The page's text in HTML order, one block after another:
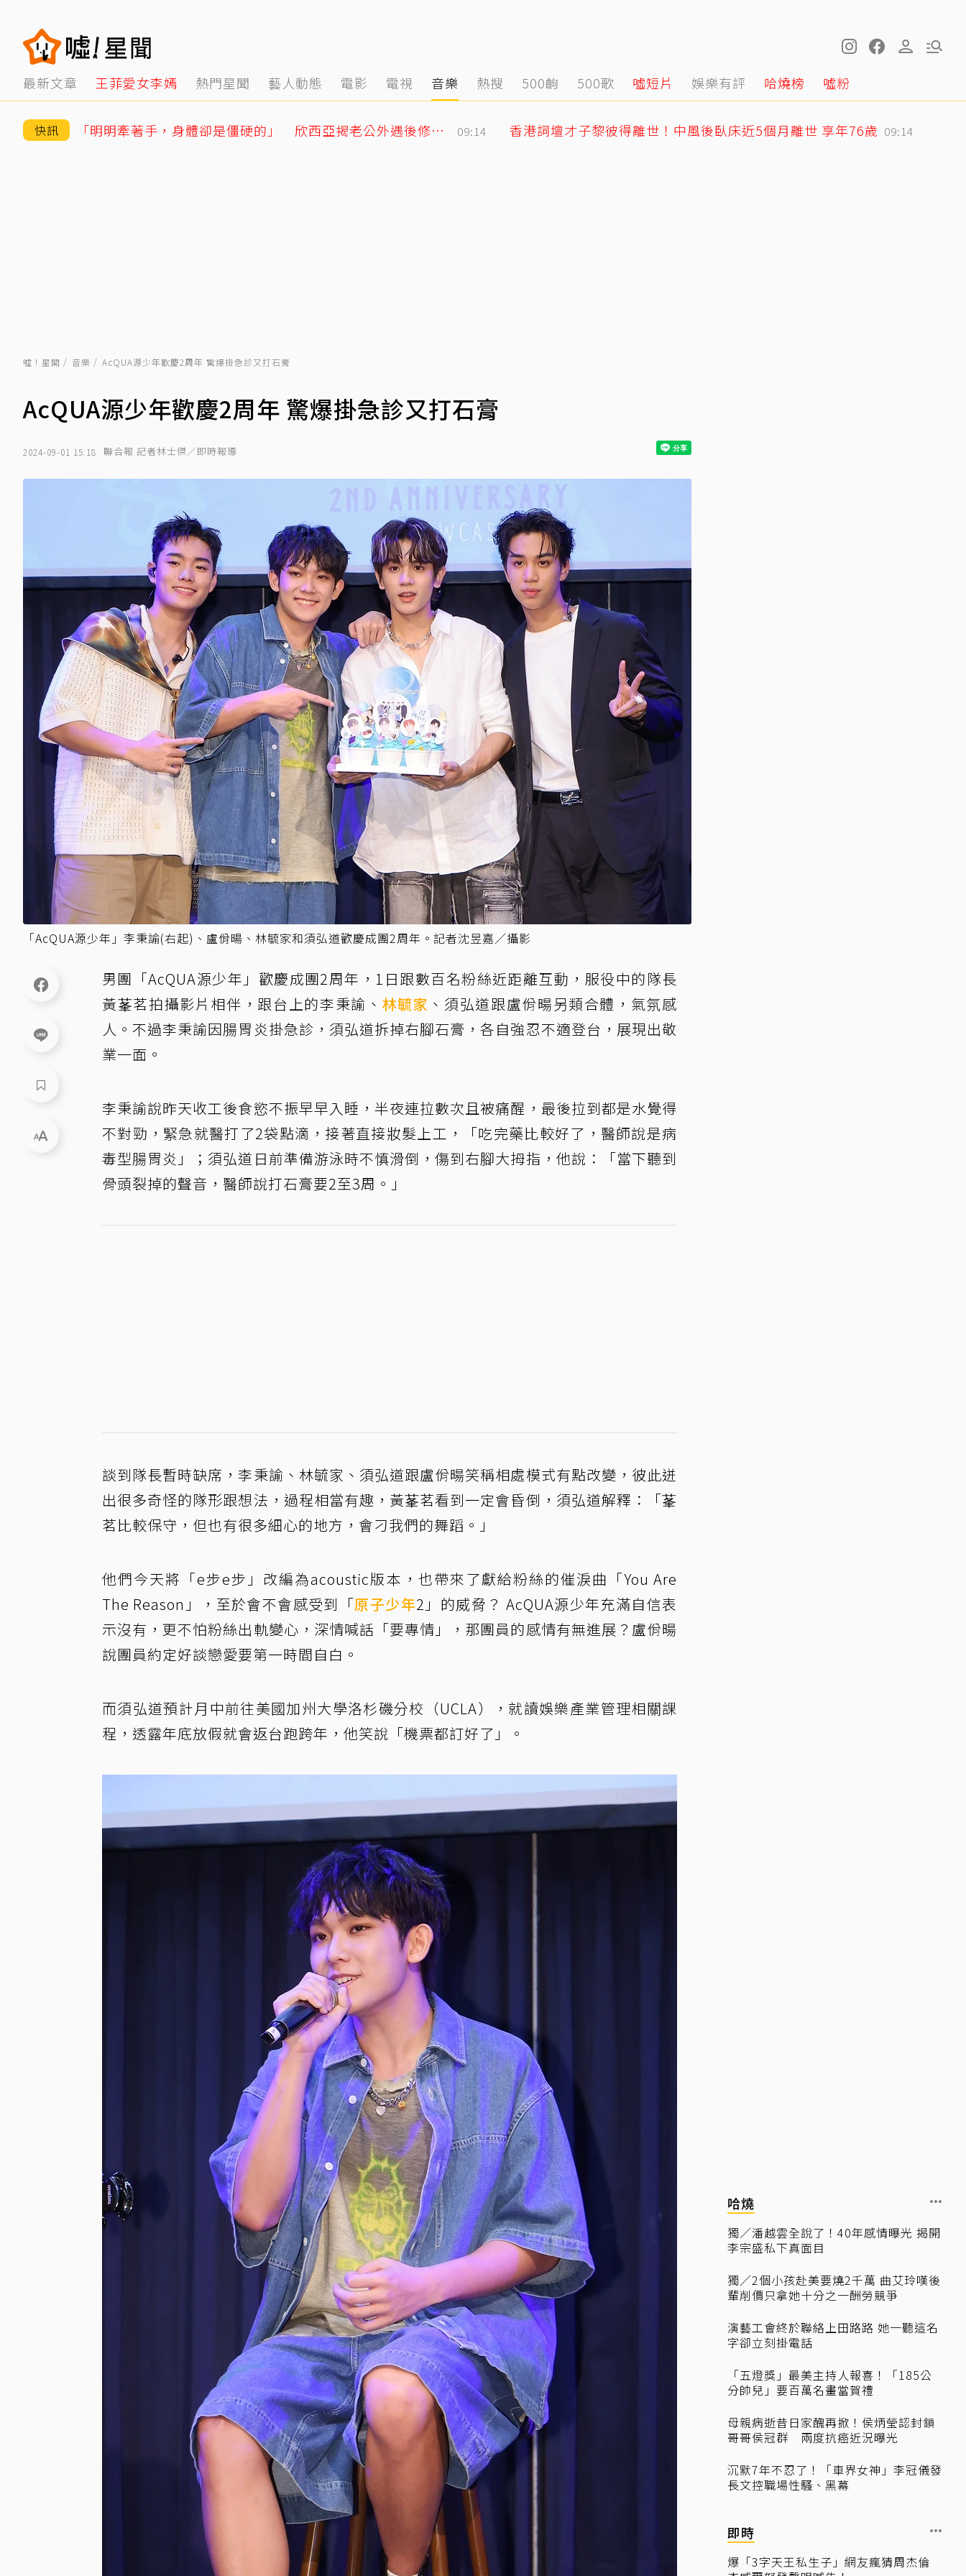
最新文章 王菲愛女李嫣 熱門星聞 藝人動態 電影 電視 音樂 熱搜 500齣 500歌 噓短片 娛樂有評 哈燒榜 噓粉
快訊 「明明牽著手，身體卻是僵硬的」 欣西亞揭老公外遇後修復真相 09:14 香港詞壇才子黎彼得離世！中風後臥床近5個月離世 享年76歲 09:14
噓！星聞 音樂 AcQUA源少年歡慶2周年 驚爆掛急診又打石膏
AcQUA源少年歡慶2周年 驚爆掛急診又打石膏
2024-09-01 15:18 聯合報 記者林士傑／即時報導
「AcQUA源少年」李秉諭(右起)、盧佾暘、林毓家和須弘道歡慶成團2周年。記者沈昱嘉／攝影
男團「AcQUA源少年」歡慶成團2周年，1日跟數百名粉絲近距離互動，服役中的隊長
黃莑茗拍攝影片相伴，跟台上的李秉諭、 林毓家 、須弘道跟盧佾暘另類合體，氣氛感
人。不過李秉諭因腸胃炎掛急診，須弘道拆掉右腳石膏，各自強忍不適登台，展現出敬
業一面。
李秉諭說昨天收工後食慾不振早早入睡，半夜連拉數次且被痛醒，最後拉到都是水覺得
不對勁，緊急就醫打了2袋點滴，接著直接妝髮上工，「吃完藥比較好了，醫師說是病
毒型腸胃炎」；須弘道日前準備游泳時不慎滑倒，傷到右腳大拇指，他說：「當下聽到
骨頭裂掉的聲音，醫師說打石膏要2至3周。」
談到隊長暫時缺席，李秉諭、林毓家、須弘道跟盧佾暘笑稱相處模式有點改變，彼此迸
出很多奇怪的隊形跟想法，過程相當有趣，黃莑茗看到一定會昏倒，須弘道解釋：「莑
茗比較保守，但也有很多細心的地方，會刁我們的舞蹈。」
他們今天將「e步e步」改編為acoustic版本，也帶來了獻給粉絲的催淚曲「You Are
The Reason」，至於會不會感受到「原子少年2」的威脅？ AcQUA源少年充滿自信表
示沒有，更不怕粉絲出軌變心，深情喊話「要專情」，那團員的感情有無進展？盧佾暘
說團員約定好談戀愛要第一時間自白。
而須弘道預計月中前往美國加州大學洛杉磯分校（UCLA），就讀娛樂產業管理相關課
程，透露年底放假就會返台跑跨年，他笑說「機票都訂好了」。
哈燒
獨／潘越雲全說了！40年感情曝光 揭開
李宗盛私下真面目
獨／2個小孩赴美要燒2千萬 曲艾玲嘆後
輩削價只拿她十分之一酬勞競爭
演藝工會終於聯絡上田路路 她一聽這名
字卻立刻掛電話
「五燈獎」最美主持人報喜！「185公
分帥兒」要百萬名畫當賀禮
母親病逝昔日家醜再掀！侯炳瑩認封鎖
哥哥侯冠群 兩度抗癌近況曝光
沉默7年不忍了！「車界女神」李冠儀發
長文控職場性騷、黑幕
即時
爆「3字天王私生子」網友瘋猜周杰倫